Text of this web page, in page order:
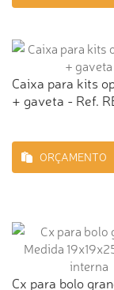
Caixa para kits
+ gaveta - Ref.
ORÇAMENTO
Cx para bolo